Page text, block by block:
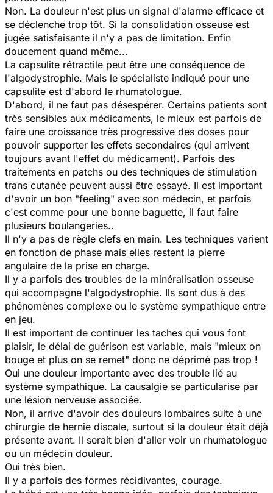
Non. La douleur n'est plus un signal d'alarme efficace et
se déclenche trop tôt. Si la consolidation osseuse est
jugée satisfaisante il n'y a pas de limitation. Enfin
doucement quand même...
La capsulite rétractile peut être une conséquence de
l'algodystrophie. Mais le spécialiste indiqué pour une
capsulite est d'abord le rhumatologue.
D'abord, il ne faut pas désespérer. Certains patients sont
très sensibles aux médicaments, le mieux est parfois de
faire une croissance très progressive des doses pour
pouvoir supporter les effets secondaires (qui arrivent
toujours avant l'effet du médicament). Parfois des
traitements en patchs ou des techniques de stimulation
trans cutanée peuvent aussi être essayé. Il est important
d'avoir un bon "feeling" avec son médecin, et parfois
c'est comme pour une bonne baguette, il faut faire
plusieurs boulangeries..
Il n'y a pas de règle clefs en main. Les techniques varient
en fonction de phase mais elles restent la pierre
angulaire de la prise en charge.
Il y a parfois des troubles de la minéralisation osseuse
qui accompagne l'algodystrophie. Ils sont dus à des
phénomènes complexe ou le système sympathique entre
en jeu.
Il est important de continuer les taches qui vous font
plaisir, le délai de guérison est variable, mais "mieux on
bouge et plus on se remet" donc ne déprimé pas trop !
Oui une douleur importante avec des trouble lié au
système sympathique. La causalgie se particularise par
une lésion nerveuse associée.
Non, il arrive d'avoir des douleurs lombaires suite à une
chirurgie de hernie discale, surtout si la douleur était déjà
présente avant. Il serait bien d'aller voir un rhumatologue
ou un médecin douleur.
Oui très bien.
Il y a parfois des formes récidivantes, courage.